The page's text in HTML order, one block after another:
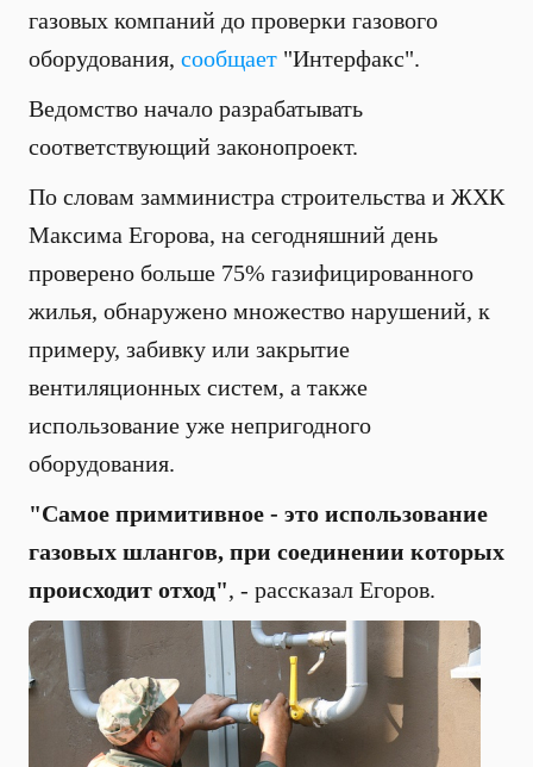
газовых компаний до проверки газового
оборудования, сообщает "Интерфакс".
Ведомство начало разрабатывать
соответствующий законопроект.
По словам замминистра строительства и ЖХК
Максима Егорова, на сегодняшний день
проверено больше 75% газифицированного
жилья, обнаружено множество нарушений, к
примеру, забивку или закрытие
вентиляционных систем, а также
использование уже непригодного
оборудования.
"Самое примитивное - это использование
газовых шлангов, при соединении которых
происходит отход", - рассказал Егоров.